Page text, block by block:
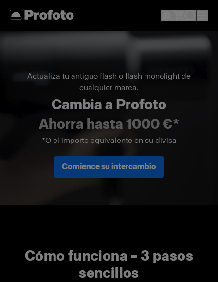
Actualiza tu antiguo flash o flash monolight de
cualquier marca.
Cambia a Profoto
Ahorra hasta 1000 €*
*O el importe equivalente en su divisa
Comience su intercambio
Cómo funciona – 3 pasos
sencillos